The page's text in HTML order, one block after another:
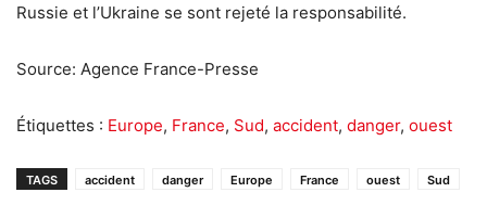
Russie et l’Ukraine se sont rejeté la responsabilité.
Source: Agence France-Presse
Étiquettes : Europe, France, Sud, accident, danger, ouest
TAGS accident danger Europe France ouest Sud